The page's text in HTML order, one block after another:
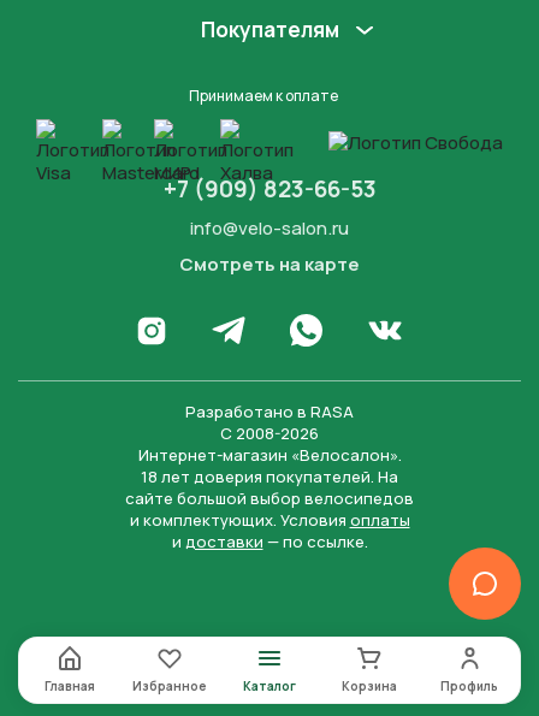
Покупателям
Принимаем к оплате
+7 (909) 823-66-53
info@velo-salon.ru
Смотреть на карте
Перейти в Инстаграм
Написать в Телеграм
Написать в WhatsApp
Перейти во
Разработано в RASA
С 2008-2026
Интернет-магазин «Велосалон».
18 лет доверия покупателей. На
сайте большой выбор велосипедов
и комплектующих. Условия оплаты
и доставки — по ссылке.
Главная Избранное Каталог Корзина Профиль
Нажимая на кнопку “Отправить заявку”, вы даете
согласие на обработку персональных данных и
соглашаетесь с политикой конфиденциальности